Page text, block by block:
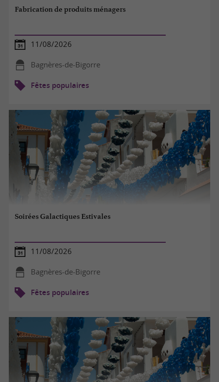
Fabrication de produits ménagers
11/08/2026
Bagnères-de-Bigorre
Fêtes populaires
Soirées Galactiques Estivales
11/08/2026
Bagnères-de-Bigorre
Fêtes populaires